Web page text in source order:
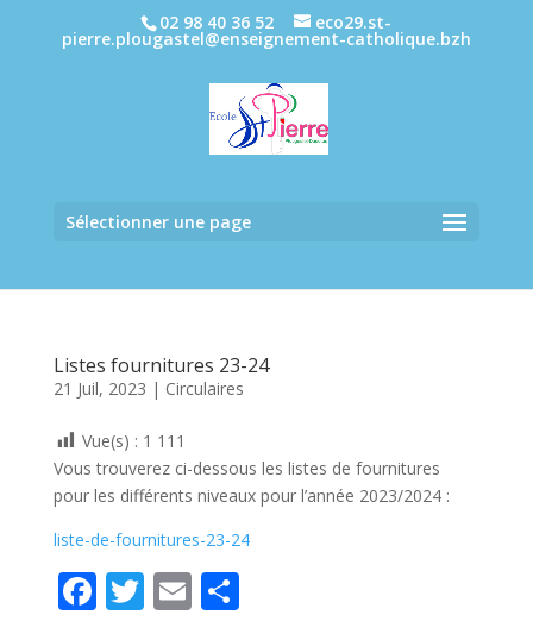
02 98 40 36 52 eco29.st-
pierre.plougastel@enseignement-catholique.bzh
Sélectionner une page
Listes fournitures 23-24
21 Juil, 2023 | Circulaires
Vue(s) : 1 111
Vous trouverez ci-dessous les listes de fournitures
pour les différents niveaux pour l’année 2023/2024 :
liste-de-fournitures-23-24
F T E P